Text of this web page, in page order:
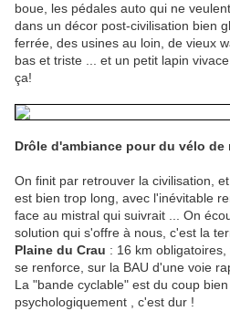
boue, les pédales auto qui ne
dans un décor post-civilisation bien
ferrée, des usines au loin, de vieux
bas et triste ... et un petit lapin
ça!
Drôle d'ambiance pour du vélo de
On finit par retrouver la civilisation,
est bien trop long, avec l'inévitable
face au mistral qui suivrait ... On
solution qui s'offre à nous, c'est la
Plaine du Crau : 16 km
se renforce, sur la BAU d'une voie
La "bande cyclable" est du coup
psychologiquement , c'est dur !